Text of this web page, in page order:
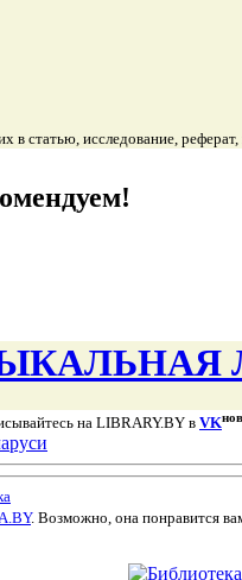
в статью, исследование,
на LIBRARY.BY в VK
. Возможно, она понравится